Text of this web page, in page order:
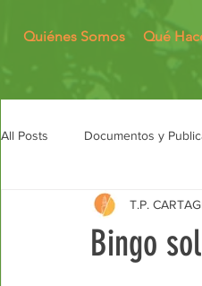
Quiénes Somos Qué
All Posts Documentos y
Bingo
T.P.